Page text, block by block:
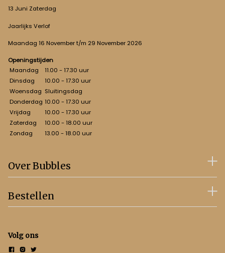
13 Juni Zaterdag
Jaarlijks Verlof
Maandag 16 November t/m 29 November 2026
Openingstijden
Maandag
11.00 - 17.30 uur
Dinsdag
10.00 - 17.30 uur
Woensdag Sluitingsdag
Donderdag 10.00 - 17.30 uur
Vrijdag
10.00 - 17.30 uur
Zaterdag
10.00 - 18.00 uur
Zondag
13.00 - 18.00 uur
Over Bubbles
Bestellen
Volg ons